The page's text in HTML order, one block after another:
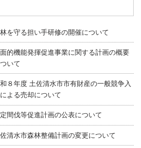
を守る担い手研修の開催について
的機能発揮促進事業に関する計画の概要
いて
８年度 土佐清水市市有財産の一般競争入
よる売却について
間伐等促進計画の公表について
清水市森林整備計画の変更について